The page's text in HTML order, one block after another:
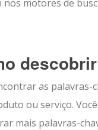
motores de
as palavras-
ou serviço.
mais palavras-